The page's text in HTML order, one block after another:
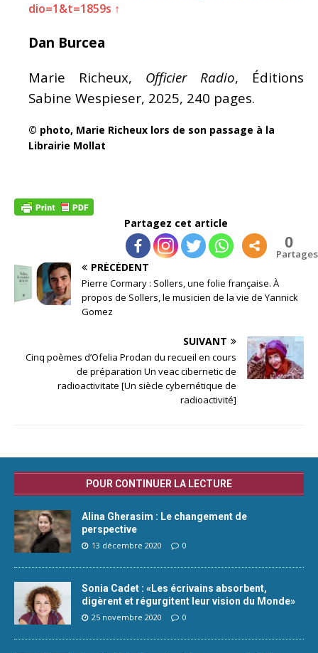
dio=1&t=1859s ↑
Dan Burcea
Marie Richeux, Officier Radio, Éditions
Sabine Wespieser, 2025, 240 pages.
© photo, Marie Richeux lors de son passage à la
Librairie Mollat
Partagez cet article
0
Partages
PRÉCÉDENT
Pierre Cormary : Sollers, une folie française. À
propos de Sollers, le musicien de la vie de Yannick
Gomez
SUIVANT
Cinq poèmes d’Ofelia Prodan du recueil en cours
de préparation Un veac cibernetic de
radioactivitate [Un siècle cybernétique de
radioactivité]
POUR CONTINUER LA LECTURE
Alina Gherasim : Le changement de
perspective
13 décembre 2020 0
Sonia Cadet : «Les écrivains absorbent,
digèrent et régurgitent leur vision du Monde»
25 novembre 2020 0